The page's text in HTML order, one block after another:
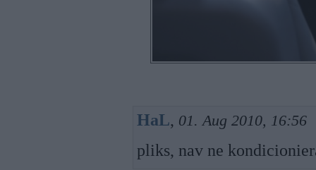
HaL, 01. Aug 2010, 16:56
pliks, nav ne